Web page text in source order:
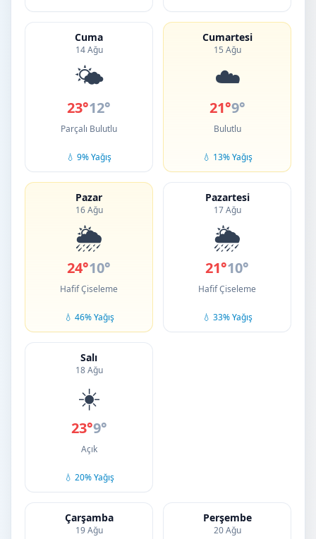
Cuma
14 Ağu
🌤️
23°12°
Parçalı Bulutlu
💧 9% Yağış
Cumartesi
15 Ağu
☁️
21°9°
Bulutlu
💧 13% Yağış
Pazar
16 Ağu
🌦️
24°10°
Hafif Çiseleme
💧 46% Yağış
Pazartesi
17 Ağu
🌦️
21°10°
Hafif Çiseleme
💧 33% Yağış
Salı
18 Ağu
☀️
23°9°
Açık
💧 20% Yağış
Çarşamba
19 Ağu
Perşembe
20 Ağu